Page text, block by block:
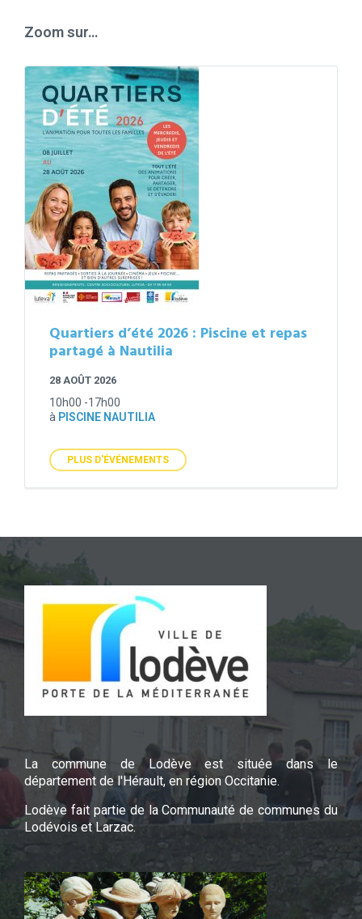
Zoom sur…
Quartiers d’été 2026 : Piscine et repas
partagé à Nautilia
28 AOÛT 2026
10h00 -17h00
à PISCINE NAUTILIA
PLUS D'ÉVÉNEMENTS
La commune de Lodève est située dans le
département de l'Hérault, en région Occitanie.
Lodève fait partie de la Communauté de communes du
Lodévois et Larzac.